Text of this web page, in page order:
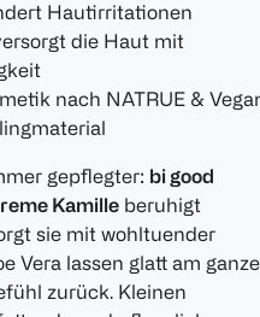
Hautirritationen
die Haut mit
nach NATRUE &
gepflegter: bi good
Kamille beruhigt
sie mit wohltuender
Vera lassen glatt am
zurück. Kleinen